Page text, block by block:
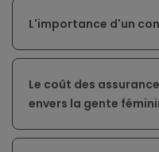
L'importance d'un
Le coût des
envers la gente